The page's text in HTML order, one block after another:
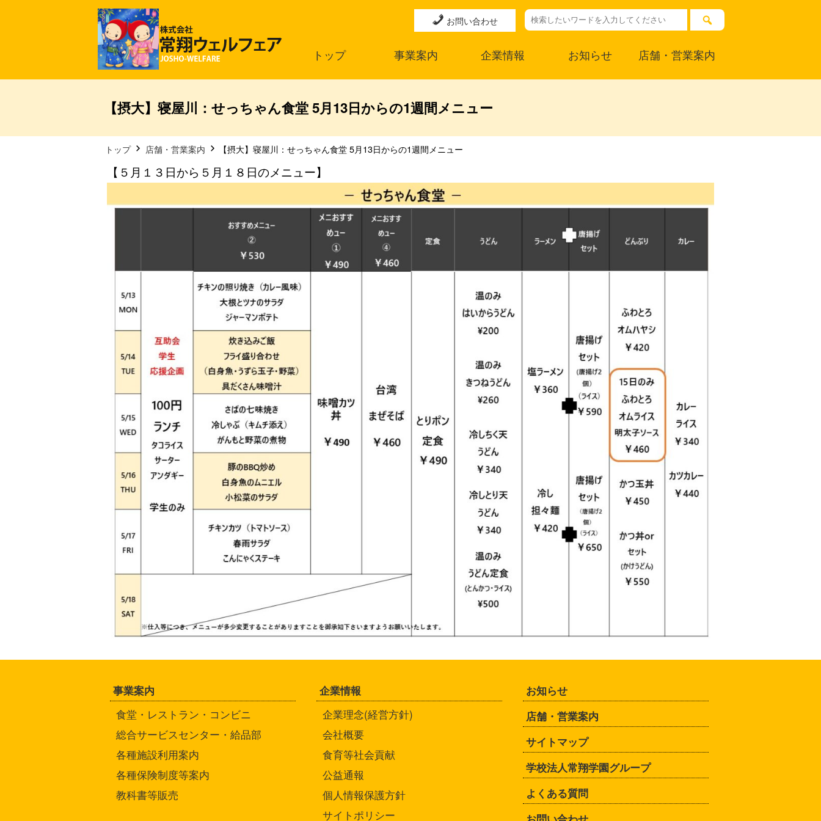
お問い合わせ
トップ 事業案内 企業情報 お知らせ 店舗・営業案内
【摂大】寝屋川：せっちゃん食堂 5月13日からの1週間メニュー
トップ 店舗・営業案内 【摂大】寝屋川：せっちゃん食堂 5月13日からの1週間メニュー
【５月１３日から５月１８日のメニュー】
事業案内
食堂・レストラン・コンビニ
総合サービスセンター・給品部
各種施設利用案内
各種保険制度等案内
教科書等販売
企業情報
企業理念(経営方針)
会社概要
食育等社会貢献
公益通報
個人情報保護方針
サイトポリシー
お知らせ
店舗・営業案内
サイトマップ
学校法人常翔学園グループ
よくある質問